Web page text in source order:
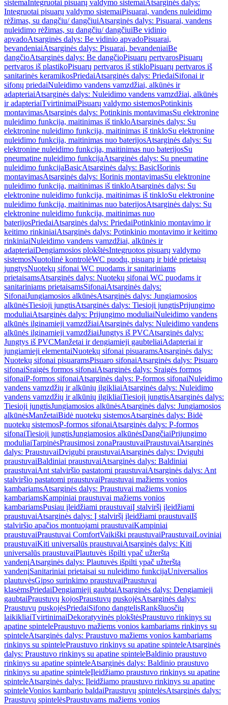
sistemaIntegruotai pisuarų valdymo sistemaiAtsarginės dalys:
Integruotai pisuarų valdymo sistemaiPisuarai, vandens nuleidimo
rėžimas, su dangčiu/ dangčiuiAtsarginės dalys: Pisuarai, vandens
nuleidimo rėžimas, su dangčiu/ dangčiuiBe vidinio
apvadoAtsarginės dalys: Be vidinio apvadoPisuarai,
bevandeniaiAtsarginės dalys: Pisuarai, bevandeniaiBe
dangčioAtsarginės dalys: Be dangčioPisuarų pertvarosPisuarų
pertvaros iš plastikoPisuarų pertvaros iš stikloPisuarų pertvaros iš
sanitarinės keramikosPriedaiAtsarginės dalys: PriedaiSifonai ir
sifonų priedaiNuleidimo vandens vamzdžiai, alkūnės ir
adapteriaiAtsarginės dalys: Nuleidimo vandens vamzdžiai, alkūnės
ir adapteriaiTvirtinimaiPisuarų valdymo sistemosPotinkinis
montavimasAtsarginės dalys: Potinkinis montavimasSu elektronine
nuleidimo funkcija, maitinimas iš tinkloAtsarginės dalys: Su
elektronine nuleidimo funkcija, maitinimas iš tinkloSu elektronine
nuleidimo funkcija, maitinimas nuo baterijosAtsarginės dalys: Su
elektronine nuleidimo funkcija, maitinimas nuo baterijosSu
pneumatine nuleidimo funkcijaAtsarginės dalys: Su pneumatine
nuleidimo funkcijaBasicAtsarginės dalys: BasicIšorinis
montavimasAtsarginės dalys: Išorinis montavimasSu elektronine
nuleidimo funkcija, maitinimas iš tinkloAtsarginės dalys: Su
elektronine nuleidimo funkcija, maitinimas iš tinkloSu elektronine
nuleidimo funkcija, maitinimas nuo baterijosAtsarginės dalys: Su
elektronine nuleidimo funkcija, maitinimas nuo
baterijosPriedaiAtsarginės dalys: PriedaiPotinkinio montavimo ir
keitimo rinkiniaiAtsarginės dalys: Potinkinio montavimo ir keitimo
rinkiniaiNuleidimo vandens vamzdžiai, alkūnės ir
adapteriaiDengiamosios plokštėsIntegruotos pisuarų valdymo
sistemosNuotolinė kontrolėWC puodų, pisuarų ir bidė prietaisų
jungtysNuotekų sifonai WC puodams ir sanitariniams
prietaisamsAtsarginės dalys: Nuotekų sifonai WC puodams ir
sanitariniams prietaisamsSifonaiAtsarginės dalys:
SifonaiJungiamosios alkūnėsAtsarginės dalys: Jungiamosios
alkūnėsTiesioji jungtisAtsarginės dalys: Tiesioji jungtisPrijungimo
moduliaiAtsarginės dalys: Prijungimo moduliaiNuleidimo vandens
alkūnės ilginamieji vamzdžiaiAtsarginės dalys: Nuleidimo vandens
alkūnės ilginamieji vamzdžiaiJungtys iš PVCAtsarginės dalys:
Jungtys iš PVCManžetai ir dengiamieji gaubteliaiAdapteriai ir
jungiamieji elementaiNuotekų sifonai pisuaramsAtsarginės dalys:
Nuotekų sifonai pisuaramsPisuaro sifonaiAtsarginės dalys: Pisuaro
sifonaiSraigės formos sifonaiAtsarginės dalys: Sraigės formos
sifonaiP-formos sifonaiAtsarginės dalys: P-formos sifonaiNuleidimo
vandens vamzdžių ir alkūnių ilgikliaiAtsarginės dalys: Nuleidimo
vandens vamzdžių ir alkūnių ilgikliaiTiesioji jungtisAtsarginės dalys:
Tiesioji jungtisJungiamosios alkūnėsAtsarginės dalys: Jungiamosios
alkūnėsManžetaiBidė nuotekų sistemosAtsarginės dalys: Bidė
nuotekų sistemosP-formos sifonaiAtsarginės dalys: P-formos
sifonaiTiesioji jungtisJungiamosios alkūnėsDangčiaiPrijungimo
moduliaiTarpinėsPrausimosi zonaPraustuvaiPraustuvaiAtsarginės
dalys: PraustuvaiDvigubi praustuvaiAtsarginės dalys: Dvigubi
praustuvaiBaldiniai praustuvaiAtsarginės dalys: Baldiniai
praustuvaiAnt stalviršio pastatomi praustuvaiAtsarginės dalys: Ant
stalviršio pastatomi praustuvaiPraustuvai mažiems vonios
kambariamsAtsarginės dalys: Praustuvai mažiems vonios
kambariamsKampiniai praustuvai mažiems vonios
kambariamsPusiau įleidžiami praustuvaiĮ stalviršį įleidžiami
praustuvaiAtsarginės dalys: Į stalviršį įleidžiami praustuvaiIš
stalviršio apačios montuojami praustuvaiKampiniai
praustuvaiPraustuvai ComfortVaikiški praustuvaiPraustuvaiLoviniai
praustuvaiKiti universalūs praustuvaiAtsarginės dalys: Kiti
universalūs praustuvaiPlautuvės išpilti ypač užterštą
vandenįAtsarginės dalys: Plautuvės išpilti ypač užterštą
vandenįSanitariniai prietaisai su nuleidimo funkcijaUniversalios
plautuvėsGipso surinkimo praustuvaiPraustuvai
klasėmsPriedaiDengiamieji gaubtaiAtsarginės dalys: Dengiamieji
gaubtaiPraustuvų kojosPraustuvų puskojėsAtsarginės dalys:
Praustuvų puskojėsPriedaiSifono dangtelisRankšluosčių
laikikliaiTvirtinimaiDekoratyvinės plokštėsPraustuvo rinkinys su
apatine spintelePraustuvo mažiems vonios kambariams rinkinys su
spinteleAtsarginės dalys: Praustuvo mažiems vonios kambariams
rinkinys su spintelePraustuvo rinkinys su apatine spinteleAtsarginės
dalys: Praustuvo rinkinys su apatine spinteleBaldinio praustuvo
rinkinys su apatine spinteleAtsarginės dalys: Baldinio praustuvo
rinkinys su apatine spinteleĮleidžiamo praustuvo rinkinys su apatine
spinteleAtsarginės dalys: Įleidžiamo praustuvo rinkinys su apatine
spinteleVonios kambario baldaiPraustuvų spintelėsAtsarginės dalys:
Praustuvų spintelėsPraustuvams mažiems vonios